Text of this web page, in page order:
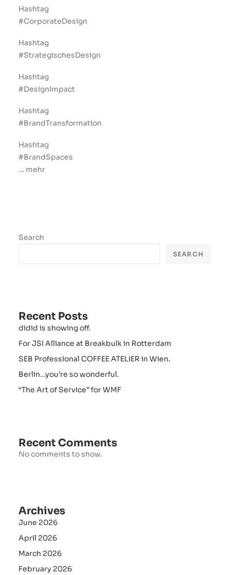
Hashtag
#CorporateDesign
Hashtag
#StrategischesDesign
Hashtag
#DesignImpact
Hashtag
#BrandTransformation
Hashtag
#BrandSpaces
… mehr
Search
SEARCH
Recent Posts
didid is showing off.
For JSI Alliance at Breakbulk in Rotterdam
SEB Professional COFFEE ATELIER in Wien.
Berlin…you’re so wonderful.
“The Art of Service” for WMF
Recent Comments
No comments to show.
Archives
June 2026
April 2026
March 2026
February 2026